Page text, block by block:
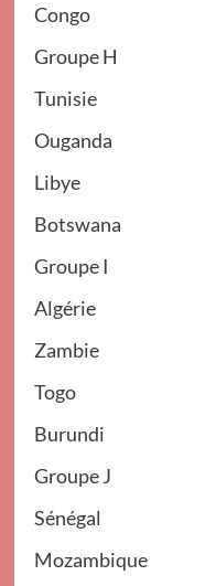
Congo
Groupe H
Tunisie
Ouganda
Libye
Botswana
Groupe I
Algérie
Zambie
Togo
Burundi
Groupe J
Sénégal
Mozambique